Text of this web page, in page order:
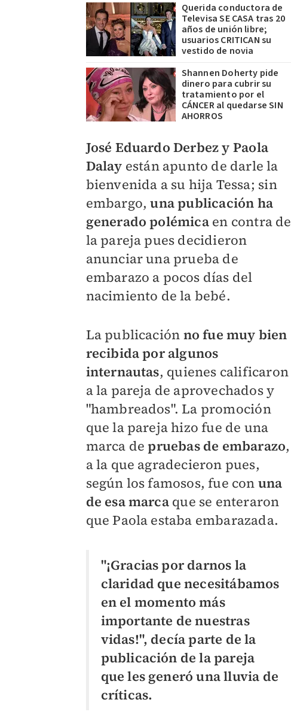
Querida conductora de
Televisa SE CASA tras 20
años de unión libre;
usuarios CRITICAN su
vestido de novia
Shannen Doherty pide
dinero para cubrir su
tratamiento por el
CÁNCER al quedarse SIN
AHORROS
José Eduardo Derbez y Paola
Dalay están apunto de darle la
bienvenida a su hija Tessa; sin
embargo,una publicación ha
generado polémicaen contra de
la pareja pues decidieron
anunciar una prueba de
embarazo a pocos días del
nacimiento de la bebé.
La publicación no fue muy bien
recibida por algunos
internautas, quienes calificaron
a la pareja de aprovechados y
"hambreados"​. La promoción
que la pareja hizo fue de una
marca depruebas de embarazo,
a la que agradecieron pues,
según los famosos, fue con una
de esa marcaque se enteraron
que Paola estaba embarazada.
"¡Gracias por darnos la
claridad que necesitábamos
en el momento más
importante de nuestras
vidas!", decía parte de la
publicación de la pareja
que les generó una lluvia de
críticas.